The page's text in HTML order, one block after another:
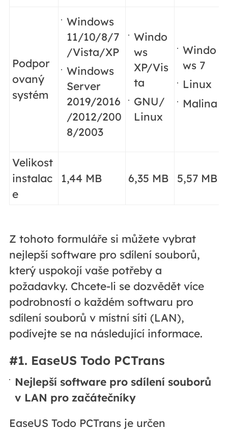
Podpor
ovaný
systém
Windows
11/10/8/7
/Vista/XP
Windows
Server
2019/2016
/2012/200
8/2003
Windo
ws
XP/Vis
ta
GNU/
Linux
Windo
ws 7
Linux
Malina
Velikost
instalac
e
1,44 MB 6,35 MB 5,57 MB
Z tohoto formuláře si můžete vybrat
nejlepší software pro sdílení souborů,
který uspokojí vaše potřeby a
požadavky. Chcete-li se dozvědět více
podrobností o každém softwaru pro
sdílení souborů v místní síti (LAN),
podívejte se na následující informace.
#1. EaseUS Todo PCTrans
Nejlepší software pro sdílení souborů
v LAN pro začátečníky
EaseUS Todo PCTrans je určen